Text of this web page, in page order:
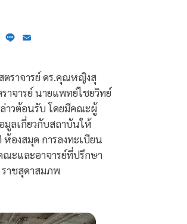
Line
ตราจารย์ ดร.คุณหญิงสุ
จารย์ นายแพทย์ไชยวิทย์
าวต้อนรับ โดยมีคณะผู้
มูลเกี่ยวกับสถาบันให้
องสมุด การลงทะเบียน
ะและอาจารย์ที่ปรึกษา
าชสุดาสมภพ